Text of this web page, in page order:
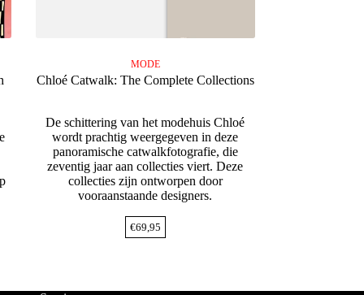
MODE
Chloé Catwalk: The Complete Collections
De schittering van het modehuis Chloé
wordt prachtig weergegeven in deze
panoramische catwalkfotografie, die
zeventig jaar aan collecties viert. Deze
collecties zijn ontworpen door
vooraanstaande designers.
€69,95